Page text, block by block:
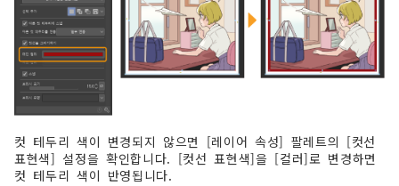
컷 테두리 색이 변경되지 않으면 [레이어 속성] 팔레트의 [컷선
표현색] 설정을 확인합니다. [컷선 표현색]을 [컬러]로 변경하면
컷 테두리 색이 반영됩니다.